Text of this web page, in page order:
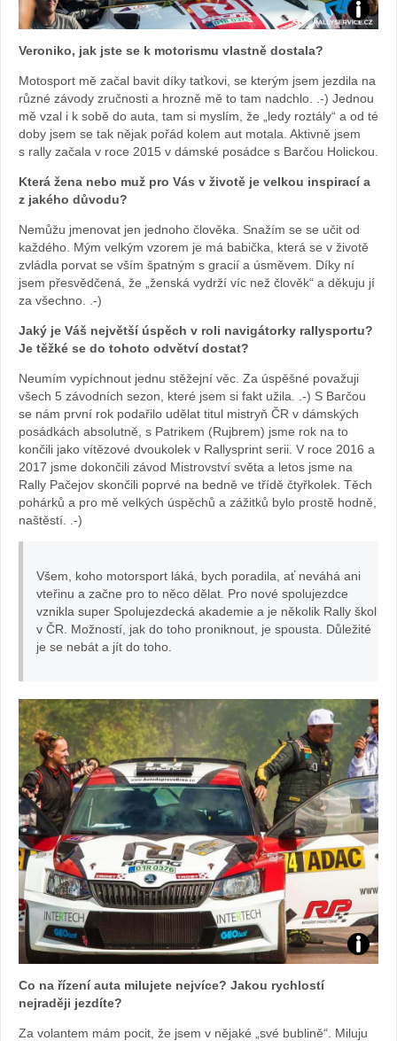
Foto:
webu
Veroniko, jak jste se k motorismu vlastně dostala?
Motosport mě začal bavit díky taťkovi, se kterým jsem jezdila na
různé závody zručnosti a hrozně mě to tam nadchlo. .-) Jednou
mě vzal i k sobě do auta, tam si myslím, že „ledy roztály“ a od té
doby jsem se tak nějak pořád kolem aut motala. Aktivně jsem
s rally začala v roce 2015 v dámské posádce s Barčou Holickou.
Která žena nebo muž pro Vás v životě je velkou inspirací a
z jakého důvodu?
Nemůžu jmenovat jen jednoho člověka. Snažím se se učit od
každého. Mým velkým vzorem je má babička, která se v životě
zvládla porvat se vším špatným s gracií a úsměvem. Díky ní
jsem přesvědčená, že „ženská vydrží víc než člověk“ a děkuju jí
za všechno. .-)
Jaký je Váš největší úspěch v roli navigátorky rallysportu?
Je těžké se do tohoto odvětví dostat?
Neumím vypíchnout jednu stěžejní věc. Za úspěšné považuji
všech 5 závodních sezon, které jsem si fakt užila. .-) S Barčou
se nám první rok podařilo udělat titul mistryň ČR v dámských
posádkách absolutně, s Patrikem (Rujbrem) jsme rok na to
končili jako vítězové dvoukolek v Rallysprint serii. V roce 2016 a
2017 jsme dokončili závod Mistrovství světa a letos jsme na
Rally Pačejov skončili poprvé na bedně ve třídě čtyřkolek. Těch
pohárků a pro mě velkých úspěchů a zážitků bylo prostě hodně,
naštěstí. .-)
Všem, koho motorsport láká, bych poradila, ať neváhá ani
vteřinu a začne pro to něco dělat. Pro nové spolujezdce
vznikla super Spolujezdecká akademie a je několik Rally škol
v ČR. Možností, jak do toho proniknout, je spousta. Důležité
je se nebát a jít do toho.
Foto:
webu
Co na řízení auta milujete nejvíce? Jakou rychlostí
nejraději jezdíte?
Za volantem mám pocit, že jsem v nějaké „své bublině“. Miluju